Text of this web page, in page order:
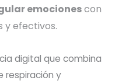
emocionescon
y efectivos.
digital que combina
respiración y